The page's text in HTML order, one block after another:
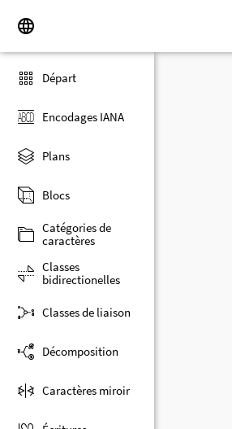
Départ
Encodages IANA
Plans
Blocs
Catégories de
caractères
Classes
bidirectionelles
Classes de liaison
Décomposition
Caractères miroir